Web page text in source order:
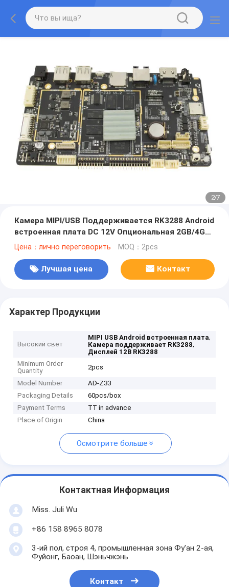
2/7
Камера MIPI/USB Поддерживается RK3288 Android
встроенная плата DC 12V Опциональная 2GB/4GB
память
Цена：лично переговорить MOQ：2pcs
Лучшая цена Контакт
Характер Продукции
Высокий свет
MIPI USB Android встроенная плата,
Камера поддерживает RK3288,
Дисплей 12В RK3288
Minimum Order
Quantity
2pcs
Model Number
AD-Z33
Packaging Details
60pcs/box
Payment Terms
TT in advance
Place of Origin
China
Осмотрите больше
Контактная Информация
Miss. Juli Wu
+86 158 8965 8078
3-ий пол, строя 4, промышленная зона Фу'ан 2-ая,
Фуйонг, Баоан, Шэньчжэнь
Контакт